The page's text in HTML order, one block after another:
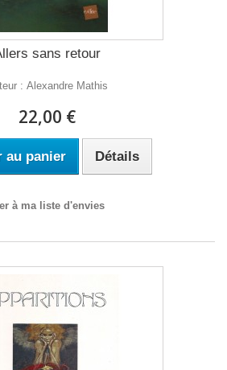
sans retour
: Alexandre Mathis
22,00 €
au panier Détails
à ma liste d'envies